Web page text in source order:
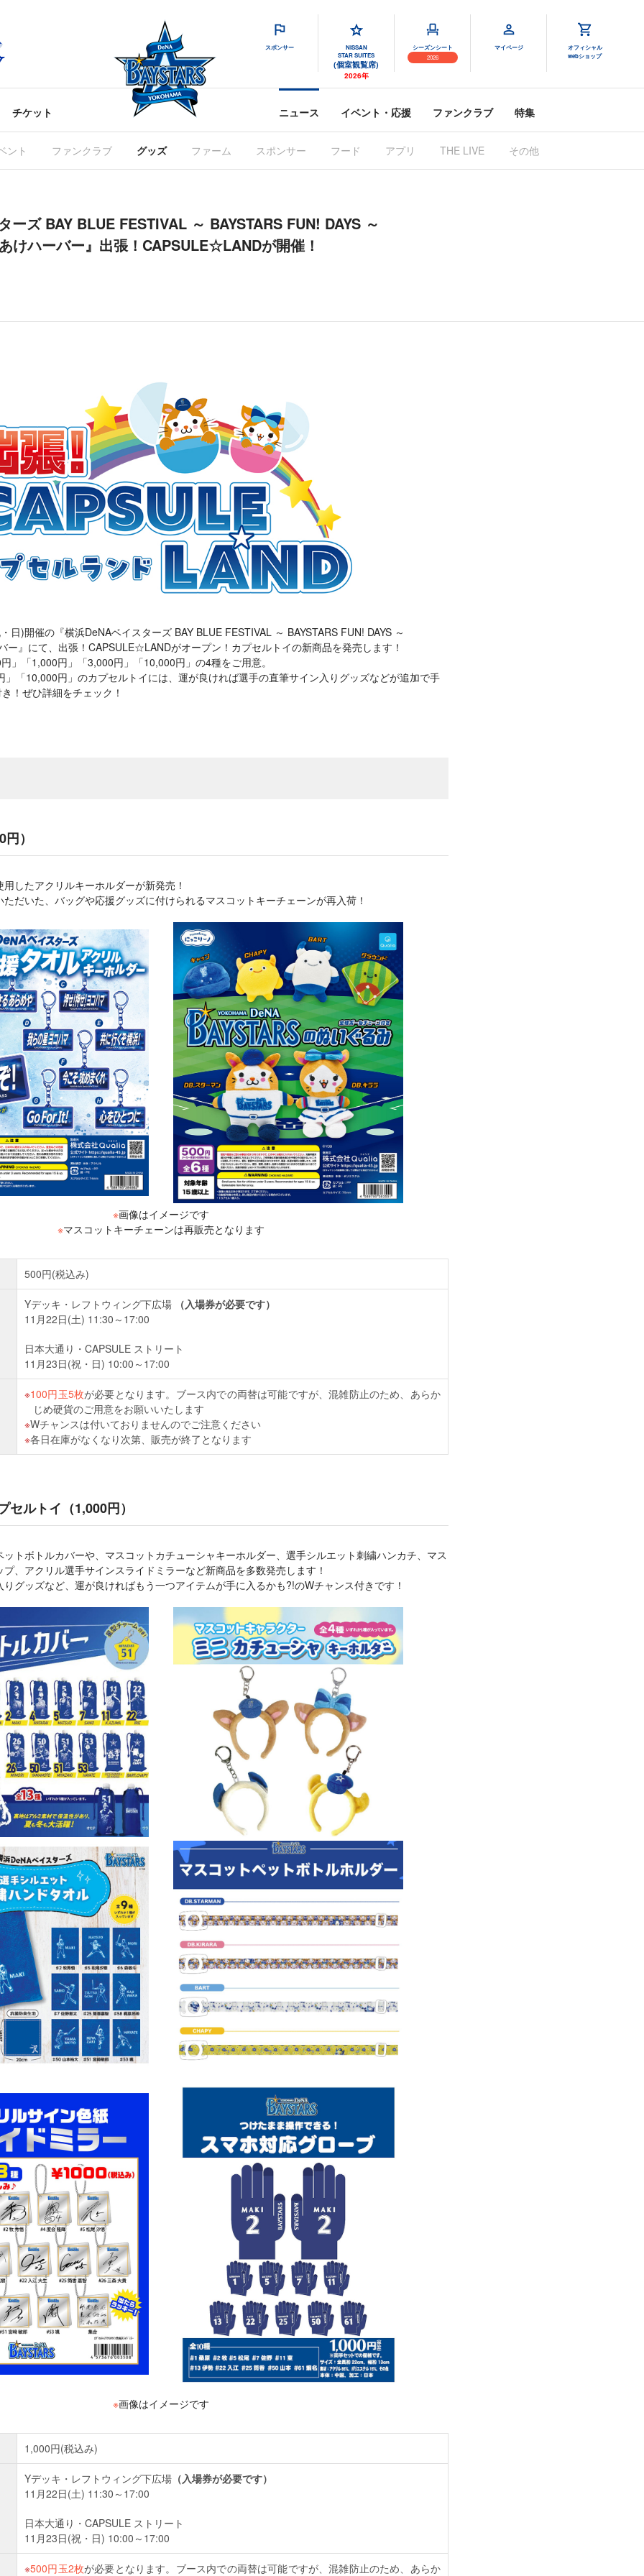
スポンサー
NISSAN
STAR SUITES
(個室観覧席)
2026年
シーズンシート
2026
マイページ
オフィシャル
webショップ
チケット ニュース イベント・応援 ファンクラブ 特集
ント ファンクラブ グッズ ファーム スポンサー フード アプリ THE LIVE その他
ーズ BAY BLUE FESTIVAL ～ BAYSTARS FUN! DAYS ～
けハーバー』出張！CAPSULE☆LANDが開催！
日)開催の『横浜DeNAベイスターズ BAY BLUE FESTIVAL ～ BAYSTARS FUN! DAYS ～
ー』にて、出張！CAPSULE☆LANDがオープン！カプセルトイの新商品を発売します！
」「1,000円」「3,000円」「10,000円」の4種をご用意。
「10,000円」のカプセルトイには、運が良ければ選手の直筆サイン入りグッズなどが追加で手
！ぜひ詳細をチェック！
）
したアクリルキーホルダーが新発売！
だいた、バッグや応援グッズに付けられるマスコットキーチェーンが再入荷！
※画像はイメージです
※マスコットキーチェーンは再販売となります
500円(税込み)
Yデッキ・レフトウィング下広場
（入場券が必要です）
11月22日(土) 11:30～17:00
日本大通り・CAPSULE ストリート
11月23日(祝・日) 10:00～17:00
100円玉5枚が必要となります。ブース内での両替は可能ですが、混雑防止のため、あらか
じめ硬貨のご用意をお願いいたします
Wチャンスは付いておりませんのでご注意ください
各日在庫がなくなり次第、販売が終了となります
セルトイ（1,000円）
トボトルカバーや、マスコットカチューシャキーホルダー、選手シルエット刺繍ハンカチ、マス
、アクリル選手サインスライドミラーなど新商品を多数発売します！
グッズなど、運が良ければもう一つアイテムが手に入るかも?!のWチャンス付きです！
※画像はイメージです
1,000円(税込み)
Yデッキ・レフトウィング下広場 （入場券が必要です）
11月22日(土) 11:30～17:00
日本大通り・CAPSULE ストリート
11月23日(祝・日) 10:00～17:00
500円玉2枚が必要となります。ブース内での両替は可能ですが、混雑防止のため、あらか